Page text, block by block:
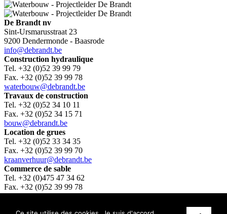
De Brandt nv
Sint-Ursmarusstraat 23
9200 Dendermonde - Baasrode
info@debrandt.be
Construction hydraulique
Tel. +32 (0)52 39 99 79
Fax. +32 (0)52 39 99 78
waterbouw@debrandt.be
Travaux de construction
Tel. +32 (0)52 34 10 11
Fax. +32 (0)52 34 15 71
bouw@debrandt.be
Location de grues
Tel. +32 (0)52 33 34 35
Fax. +32 (0)52 39 99 70
kraanverhuur@debrandt.be
Commerce de sable
Tel. +32 (0)475 47 34 62
Fax. +32 (0)52 39 99 78
zandhandel@debrandt.be